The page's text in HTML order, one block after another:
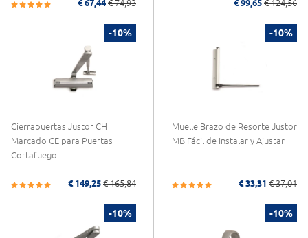
€ 67,44 € 74,93 € 99,65 € 124,56
-10%
Cierrapuertas Justor CH
Marcado CE para Puertas
Cortafuego
€ 149,25 € 165,84
-10%
Muelle Brazo de Resorte Justor
MB Fácil de Instalar y Ajustar
€ 33,31 € 37,01
-10% -10%